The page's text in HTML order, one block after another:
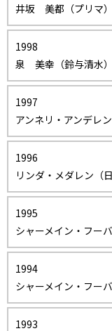
井坂 美都（プリマ
1998
泉 美幸（鈴与清水
1997
アンネリ・アンデレ
1996
リンダ・メダレン（
1995
シャーメイン・フー
1994
シャーメイン・フー
1993